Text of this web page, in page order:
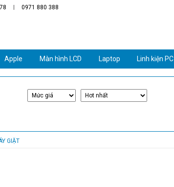
0971 880 388
Apple Màn hình LCD Laptop Linh kiện PC
GIẶT